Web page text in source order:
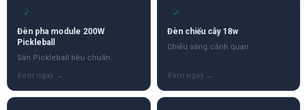
✓
Đèn pha module 200W
Pickleball
Sân Pickleball tiêu chuẩn
✓
Đèn chiếu cây 18w
Chiếu sáng cảnh quan